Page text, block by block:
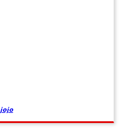
jojo